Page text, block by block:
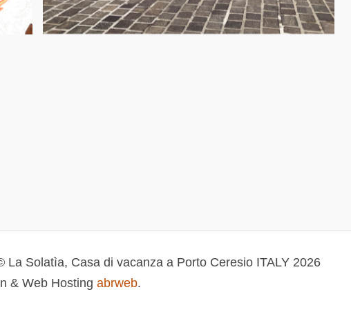
La Solatìa, Casa di vacanza a Porto Ceresio ITALY 2026
& Web Hosting abrweb.